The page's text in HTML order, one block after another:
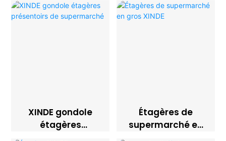
XINDE gondole
étagères
Étagères de
supermarché en